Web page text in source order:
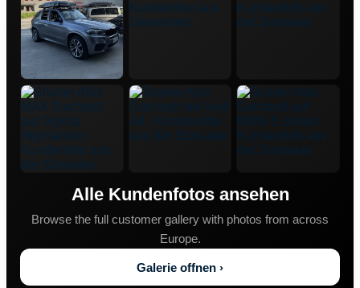
Alle Kundenfotos ansehen
Browse the full customer gallery with photos from across
Europe.
Galerie offnen ›